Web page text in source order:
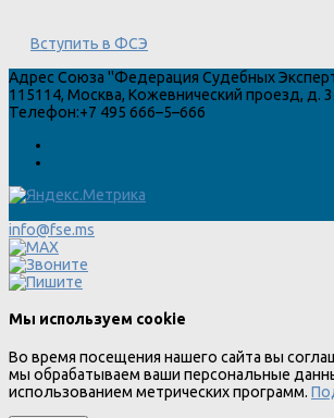
Вступить в ФСЭ
Адрес Союза "Федерация Судебных
115114, Москва, Кожевнический проезд, д. 3
Телефон:+7 495 666–5–666
info@fse.ms
Мы используем cookie
Во время посещения нашего сайта вы
мы обрабатываем ваши персональные
использованием метрических программ.